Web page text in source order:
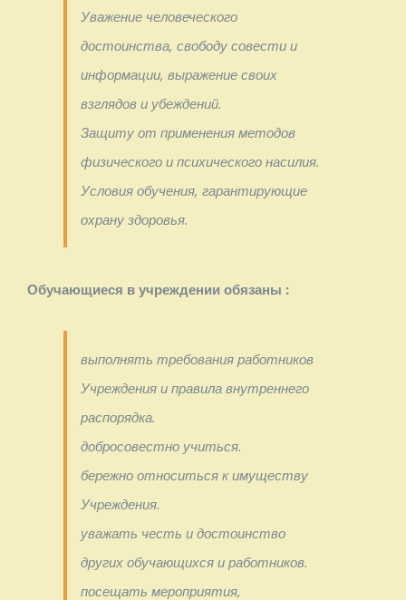
Уважение человеческого
достоинства, свободу совести и
информации, выражение своих
взглядов и убеждений.
Защиту от применения методов
физического и психического насилия.
Условия обучения, гарантирующие
охрану здоровья.
Обучающиеся в учреждении обязаны :
выполнять требования работников
Учреждения и правила внутреннего
распорядка.
добросовестно учиться.
бережно относиться к имуществу
Учреждения.
уважать честь и достоинство
других обучающихся и работников.
посещать мероприятия,